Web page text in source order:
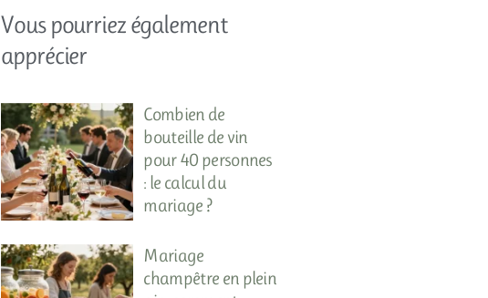
Vous pourriez également
apprécier
Combien de
bouteille de vin
pour 40 personnes
: le calcul du
mariage ?
Mariage
champêtre en plein